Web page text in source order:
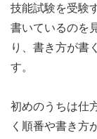
技能試験を受験
書いているのを
り、書き方が書
す。
初めのうちは仕
く順番や書き方